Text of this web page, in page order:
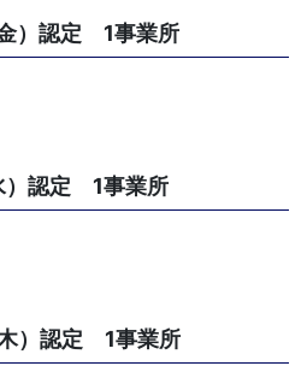
）認定 1事業所
）認定 1事業所
）認定 1事業所